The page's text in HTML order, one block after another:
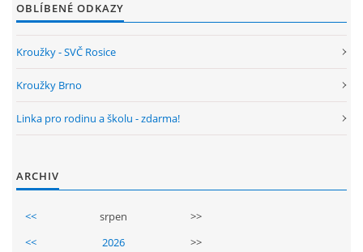
Základní škola, Zbraslav, okres Brno-venkov, příspěvková
Škola: 546 453 183, mobil 739 666 402, Družina: 732 246 380, Jídelna:
OBLÍBENÉ ODKAZY
Kroužky - SVČ Rosice
Kroužky Brno
Linka pro rodinu a školu - zdarma!
ARCHIV
<< srpen
>>
<<
2026
>>